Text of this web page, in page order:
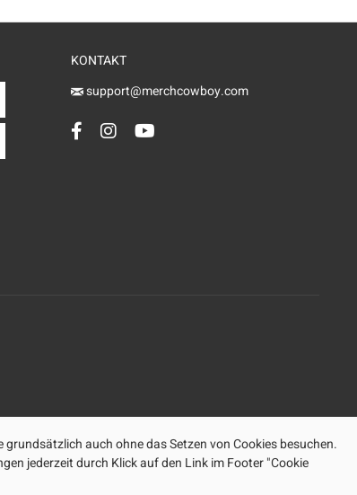
KONTAKT
support@merchcowboy.com
auch ohne das Setzen von Cookies besuchen.
jederzeit durch Klick auf den Link im Footer "Cookie